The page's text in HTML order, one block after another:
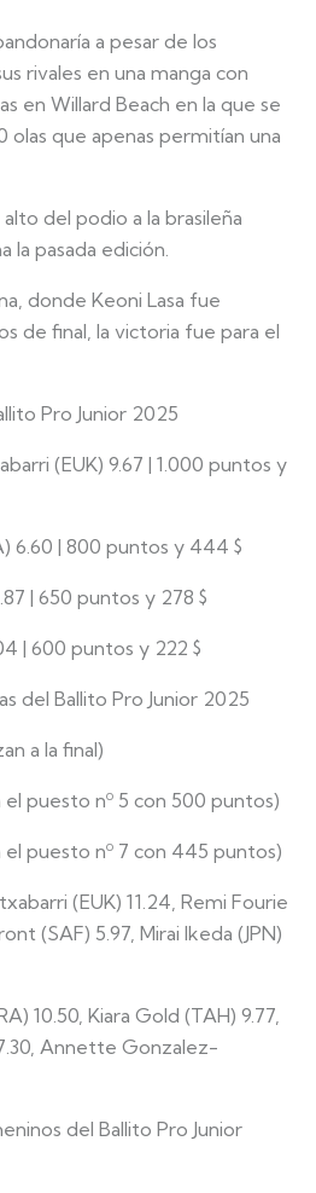
a pesar de los
rivales en una manga con
en Willard Beach en la que se
que apenas permitían una
del podio a la brasileña
la pasada edición.
donde Keoni Lasa fue
de final, la victoria fue para el
Pro Junior 2025
(EUK) 9.67 | 1.000 puntos y
6.60 | 800 puntos y 444 $
| 650 puntos y 278 $
| 600 puntos y 222 $
del Ballito Pro Junior 2025
a la final)
el puesto nº 5 con 500 puntos)
el puesto nº 7 con 445 puntos)
(EUK) 11.24, Remi Fourie
(SAF) 5.97, Mirai Ikeda (JPN)
10.50, Kiara Gold (TAH) 9.77,
Annette Gonzalez-
del Ballito Pro Junior